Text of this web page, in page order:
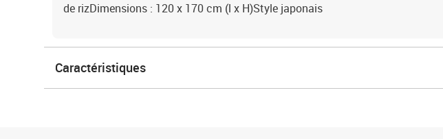
de rizDimensions : 120 x 170 cm (l x H)Style japonais
Caractéristiques